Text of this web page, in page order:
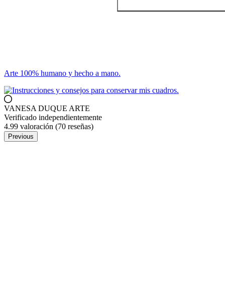
Arte 100% humano y hecho a mano.
VANESA DUQUE ARTE
Verificado independientemente
4.99 valoración (70 reseñas)
Previous